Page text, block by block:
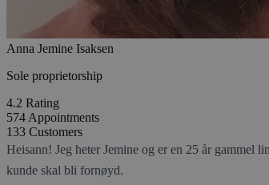
Anna Jemine Isaksen
Sole proprietorship
4.2 Rating
574 Appointments
133 Customers
Heisann! Jeg heter Jemine og er en 25 år gammel
kunde skal bli fornøyd.